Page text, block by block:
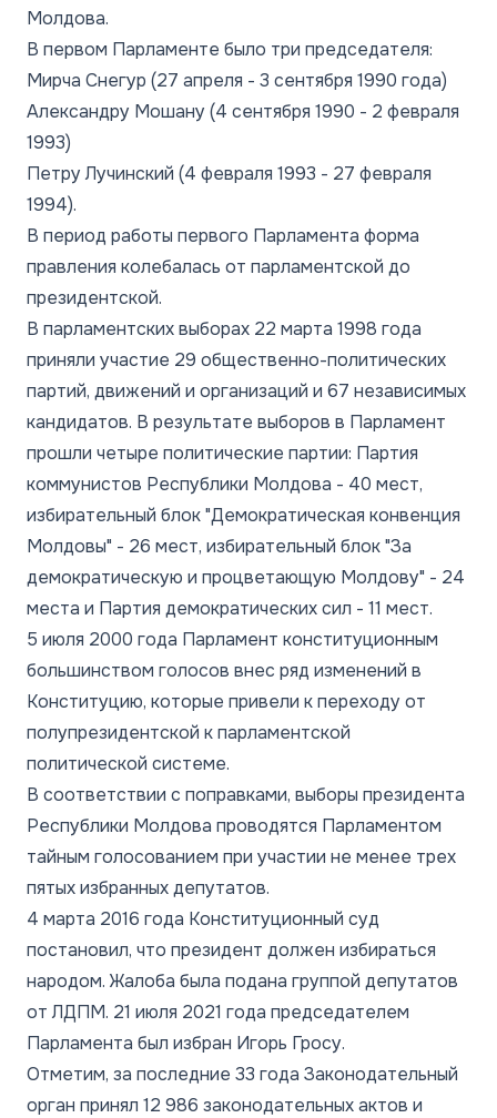
Молдова.
В первом Парламенте было три председателя:
Мирча Снегур (27 апреля - 3 сентября 1990 года)
Александру Мошану (4 сентября 1990 - 2 февраля
1993)
Петру Лучинский (4 февраля 1993 - 27 февраля
1994).
В период работы первого Парламента форма
правления колебалась от парламентской до
президентской.
В парламентских выборах 22 марта 1998 года
приняли участие 29 общественно-политических
партий, движений и организаций и 67 независимых
кандидатов. В результате выборов в Парламент
прошли четыре политические партии: Партия
коммунистов Республики Молдова - 40 мест,
избирательный блок "Демократическая конвенция
Молдовы" - 26 мест, избирательный блок "За
демократическую и процветающую Молдову" - 24
места и Партия демократических сил - 11 мест.
5 июля 2000 года Парламент конституционным
большинством голосов внес ряд изменений в
Конституцию, которые привели к переходу от
полупрезидентской к парламентской
политической системе.
В соответствии с поправками, выборы президента
Республики Молдова проводятся Парламентом
тайным голосованием при участии не менее трех
пятых избранных депутатов.
4 марта 2016 года Конституционный суд
постановил, что президент должен избираться
народом. Жалоба была подана группой депутатов
от ЛДПМ. 21 июля 2021 года председателем
Парламента был избран Игорь Гросу.
Отметим, за последние 33 года Законодательный
орган принял 12 986 законодательных актов и